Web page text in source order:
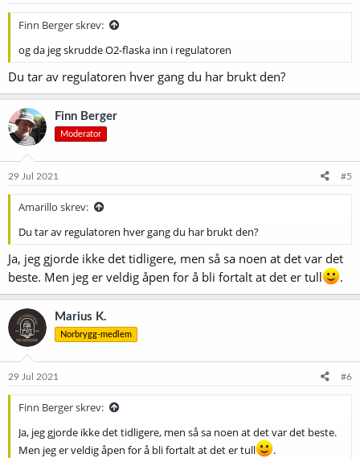
Finn Berger skrev:
og da jeg skrudde O2-flaska inn i regulatoren
Du tar av regulatoren hver gang du har brukt den?
Finn Berger
Moderator
29 Jul 2021 #5
Amarillo skrev:
Du tar av regulatoren hver gang du har brukt den?
Ja, jeg gjorde ikke det tidligere, men så sa noen at det var det
beste. Men jeg er veldig åpen for å bli fortalt at det er tull
.
Marius K.
Norbrygg-medlem
29 Jul 2021 #6
Finn Berger skrev:
Ja, jeg gjorde ikke det tidligere, men så sa noen at det var det beste.
Men jeg er veldig åpen for å bli fortalt at det er tull
.